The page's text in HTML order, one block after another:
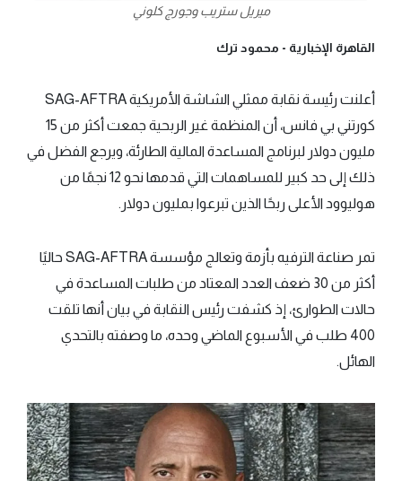
ميريل ستريب وجورج كلوني
القاهرة الإخبارية - محمود ترك
أعلنت رئيسة نقابة ممثلي الشاشة الأمريكية SAG-AFTRA
كورتني بي فانس، أن المنظمة غير الربحية جمعت أكثر من 15
مليون دولار لبرنامج المساعدة المالية الطارئة، ويرجع الفضل في
ذلك إلى حد كبير للمساهمات التي قدمها نحو 12 نجمًا من
هوليوود الأعلى ربحًا الذين تبرعوا بمليون دولار.
تمر صناعة الترفيه بأزمة وتعالج مؤسسة SAG-AFTRA حاليًا
أكثر من 30 ضعف العدد المعتاد من طلبات المساعدة في
حالات الطوارئ، إذ كشفت رئيس النقابة في بيان أنها تلقت
400 طلب في الأسبوع الماضي وحده، ما وصفته بالتحدي
الهائل.